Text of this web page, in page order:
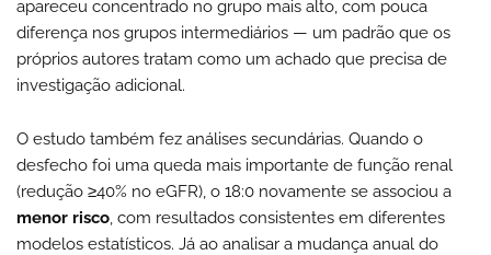
apareceu concentrado no grupo mais alto, com pouca
diferença nos grupos intermediários — um padrão que os
próprios autores tratam como um achado que precisa de
investigação adicional.
O estudo também fez análises secundárias. Quando o
desfecho foi uma queda mais importante de função renal
(redução ≥40% no eGFR), o 18:0 novamente se associou a
menor risco, com resultados consistentes em diferentes
modelos estatísticos. Já ao analisar a mudança anual do